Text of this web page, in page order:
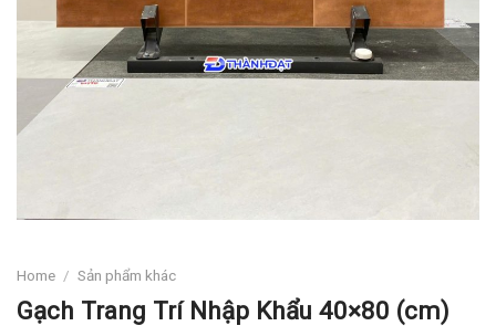
Home / Sản phẩm khác
Gạch Trang Trí Nhập Khẩu 40×80 (cm)